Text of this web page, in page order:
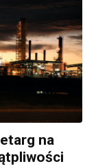
na